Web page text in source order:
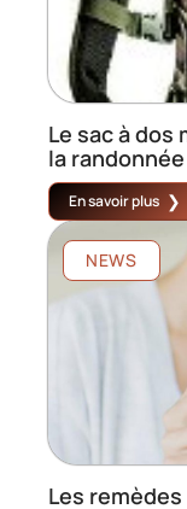
Le sac à
la randonnée
En savoir plus
NEWS
Les